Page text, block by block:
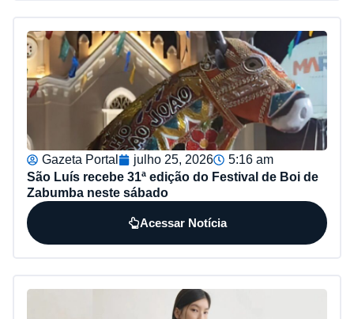
Gazeta Portal julho 25, 2026
5:16 am
São Luís recebe 31ª edição do Festival de Boi de
Zabumba neste sábado
Acessar Notícia